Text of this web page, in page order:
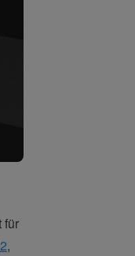
für
,